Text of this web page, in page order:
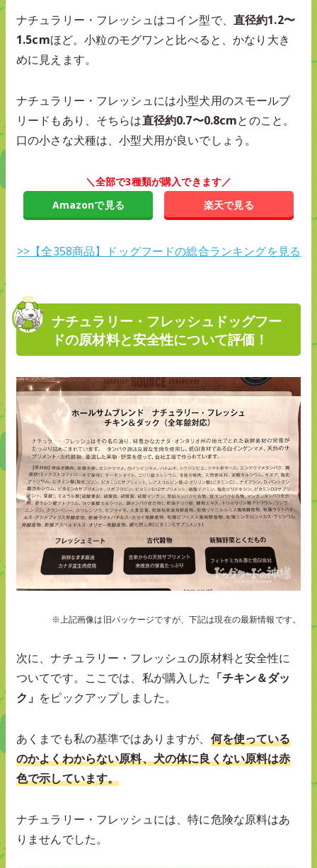
ナチュラリー・フレッシュはコイン型で、 直径約1.2〜
1.5cmほど。小粒のモグワンと比べると、かなり大き
めに見えます。
ナチュラリー・フレッシュには小型犬用のスモールブ
リードもあり、そちらは直径約0.7〜0.8cmとのこと。
口の小さな犬種は、小型犬用が良いでしょう。
＼全部で3種類が購入できます／
Amazonで見る
楽天で見る
>>【全358商品】ドッグフードの総合ランキングを見る
ナチュラリー・フレッシュドッグフー
ドの原材料と安全性について評価！
※上記画像は旧パッケージですが、下記は現在の最新情報です。
次に、ナチュラリー・フレッシュの原材料と安全性に
ついてです。ここでは、私が購入した 「チキン＆ダッ
ク」 をピックアップしました。
あくまでも私の基準ではありますが、 何を使っている
のかよくわからない原料、犬の体に良くない原料は赤
色で示しています。
ナチュラリー・フレッシュには、特に危険な原料はあ
りませんでした。